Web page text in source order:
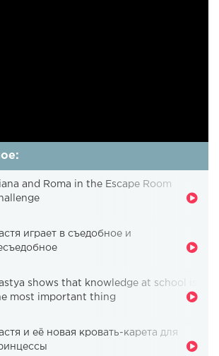
and Roma in the Escape Room
играет в съедобное и
shows that knowledge at school is
most important thing
и её новая кровать-карета для